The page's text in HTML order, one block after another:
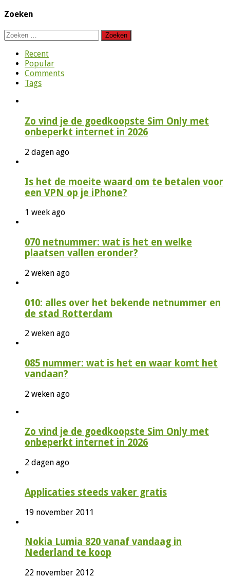
Zoeken
Zoeken
Recent
Popular
Comments
Tags
Zo vind je de goedkoopste Sim Only met
onbeperkt internet in 2026
2 dagen ago
Is het de moeite waard om te betalen voor
een VPN op je iPhone?
1 week ago
070 netnummer: wat is het en welke
plaatsen vallen eronder?
2 weken ago
010: alles over het bekende netnummer en
de stad Rotterdam
2 weken ago
085 nummer: wat is het en waar komt het
vandaan?
2 weken ago
Zo vind je de goedkoopste Sim Only met
onbeperkt internet in 2026
2 dagen ago
Applicaties steeds vaker gratis
19 november 2011
Nokia Lumia 820 vanaf vandaag in
Nederland te koop
22 november 2012